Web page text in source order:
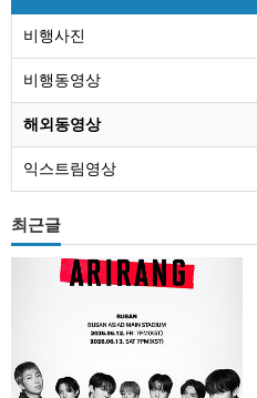
비행사진
비행동영상
해외동영상
익스트림영상
최근글
서